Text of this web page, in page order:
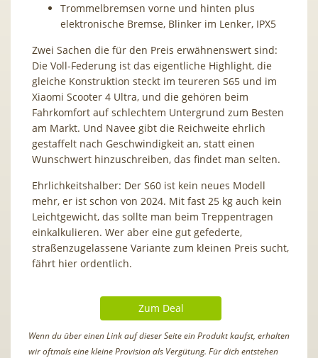
Trommelbremsen vorne und hinten plus
elektronische Bremse, Blinker im Lenker, IPX5
Zwei Sachen die für den Preis erwähnenswert sind:
Die Voll-Federung ist das eigentliche Highlight, die
gleiche Konstruktion steckt im teureren S65 und im
Xiaomi Scooter 4 Ultra, und die gehören beim
Fahrkomfort auf schlechtem Untergrund zum Besten
am Markt. Und Navee gibt die Reichweite ehrlich
gestaffelt nach Geschwindigkeit an, statt einen
Wunschwert hinzuschreiben, das findet man selten.
Ehrlichkeitshalber: Der S60 ist kein neues Modell
mehr, er ist schon von 2024. Mit fast 25 kg auch kein
Leichtgewicht, das sollte man beim Treppentragen
einkalkulieren. Wer aber eine gut gefederte,
straßenzugelassene Variante zum kleinen Preis sucht,
fährt hier ordentlich.
Zum Deal
Wenn du über einen Link auf dieser Seite ein Produkt kaufst, erhalten
wir oftmals eine kleine Provision als Vergütung. Für dich entstehen